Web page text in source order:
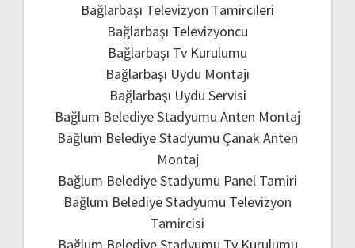
Bağlarbaşı Televizyon Tamircileri
Bağlarbaşı Televizyoncu
Bağlarbaşı Tv Kurulumu
Bağlarbaşı Uydu Montajı
Bağlarbaşı Uydu Servisi
Bağlum Belediye Stadyumu Anten Montaj
Bağlum Belediye Stadyumu Çanak Anten
Montaj
Bağlum Belediye Stadyumu Panel Tamiri
Bağlum Belediye Stadyumu Televizyon
Tamircisi